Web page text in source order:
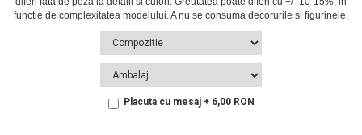
Placuta cu mesaj + 6,00 RON